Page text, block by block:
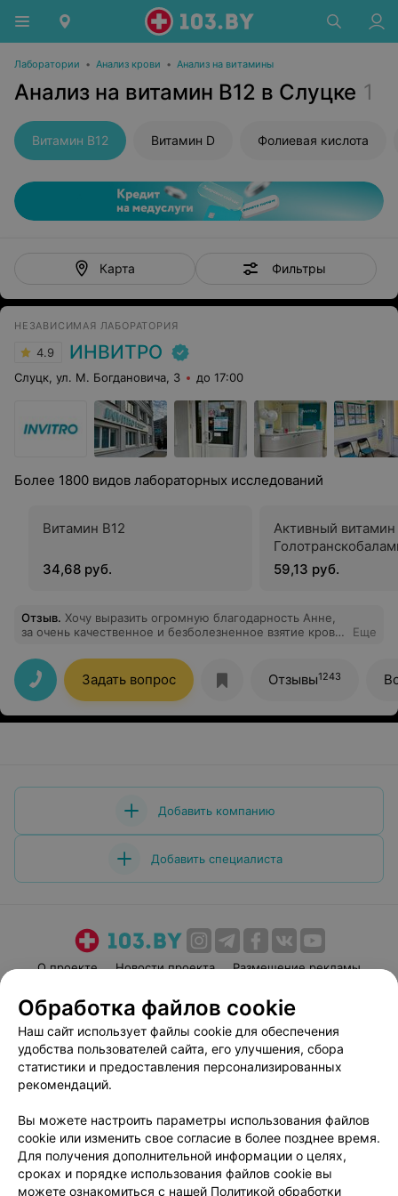
Лаборатории • Анализ крови • Анализ на витамины
Анализ на витамин В12 в Слуцке 1
Витамин В12 Витамин D Фолиевая кислота
Карта Фильтры
НЕЗАВИСИМАЯ ЛАБОРАТОРИЯ
4.9 ИНВИТРО
Слуцк, ул. М. Богдановича, 3 до 17:00
Более 1800 видов лабораторных исследований
Витамин В12
34,68 руб.
Активный витамин
59,13 руб.
Отзыв. Хочу выразить огромную благодарность Анне,
за очень качественное и безболезненное взятие крови
взятия у меня не было никогда. Обычно, в других
местах, колют много раз. Буду рекомендовать всем
знакомым.
Еще
Задать вопрос Отзывы1243
Добавить компанию
Добавить специалиста
О проекте Новости проекта
Размещение рекламы
Пользовательское соглашение
Способы оплаты
Вакансии
Партнеры
Написать руководителю 103.by
Персональные настройки cookie
Обработка персональных данных
Обработка файлов cookie
Наш сайт использует файлы cookie для обеспечения
удобства пользователей сайта, его улучшения, сбора
статистики и предоставления персонализированных
рекомендаций.
Вы можете настроить параметры использования файлов
cookie или изменить свое согласие в более позднее время.
Для получения дополнительной информации о целях,
сроках и порядке использования файлов cookie вы
можете ознакомиться с нашей Политикой обработки